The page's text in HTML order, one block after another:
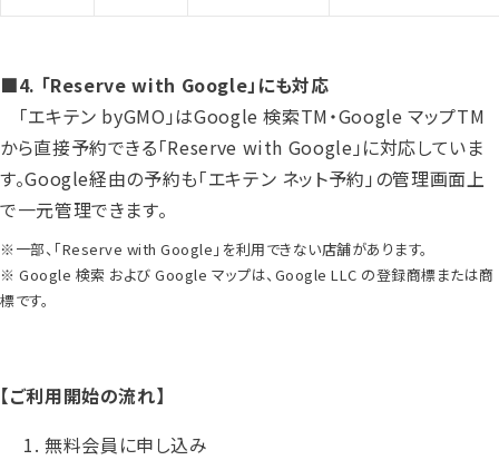
■4. 「Reserve with Google」にも対応
「エキテン byGMO」はGoogle 検索TM・Google マップTM
から直接予約できる「Reserve with Google」に対応していま
す。Google経由の予約も「エキテン ネット予約」の管理画面上
で一元管理できます。
※一部、「Reserve with Google」を利用できない店舗があります。
※ Google 検索 および Google マップは、Google LLC の登録商標または商
標です。
【ご利用開始の流れ】
無料会員に申し込み